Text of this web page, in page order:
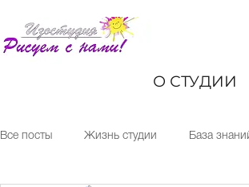
О СТУДИИ
Все посты Жизнь студии База